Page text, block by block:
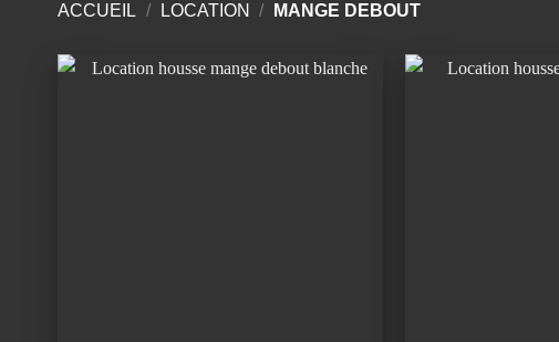
ACCUEIL / LOCATION / MANGE DEBOUT